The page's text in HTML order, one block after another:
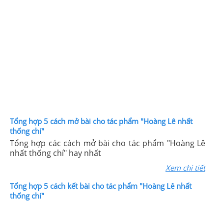
Tổng hợp 5 cách mở bài cho tác phẩm "Hoàng Lê nhất
thống chí"
Tổng hợp các cách mở bài cho tác phẩm "Hoàng Lê
nhất thống chí" hay nhất
Xem chi tiết
Tổng hợp 5 cách kết bài cho tác phẩm "Hoàng Lê nhất
thống chí"